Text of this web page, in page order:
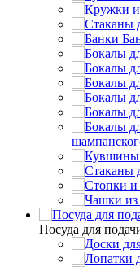
Посуда для